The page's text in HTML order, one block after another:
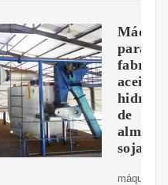
para
aceite
de
soja
máquina